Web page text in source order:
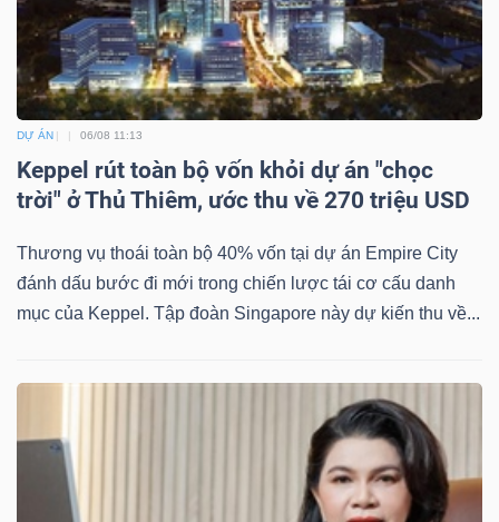
DỰ ÁN 06/08 11:13
Keppel rút toàn bộ vốn khỏi dự án "chọc
trời" ở Thủ Thiêm, ước thu về 270 triệu USD
Thương vụ thoái toàn bộ 40% vốn tại dự án Empire City
đánh dấu bước đi mới trong chiến lược tái cơ cấu danh
mục của Keppel. Tập đoàn Singapore này dự kiến thu về...